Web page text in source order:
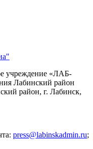
учреждение «ЛАБ-
Лабинский район
район, г. Лабинск,
press@labinskadmin.ru;